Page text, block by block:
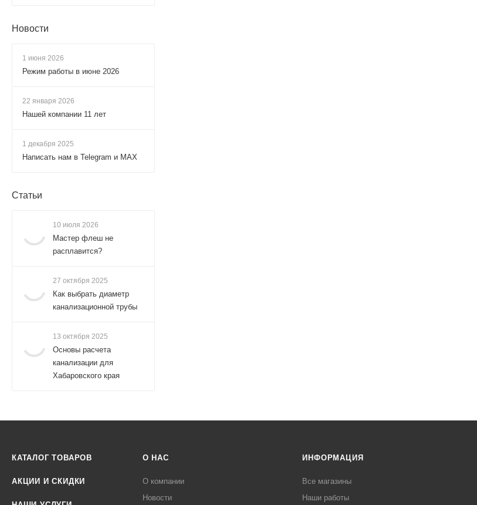
Новости
1 июня 2026
Режим работы в июне 2026
22 января 2026
Нашей компании 11 лет
1 декабря 2025
Написать нам в Telegram и MAX
Статьи
10 июля 2026
Мастер флеш не
расплавится?
27 октября 2025
Как выбрать диаметр
канализационной трубы
13 октября 2025
Основы расчета
канализации для
Хабаровского края
КАТАЛОГ ТОВАРОВ
АКЦИИ И СКИДКИ
О НАС
О компании
Новости
ИНФОРМАЦИЯ
Все магазины
Наши работы